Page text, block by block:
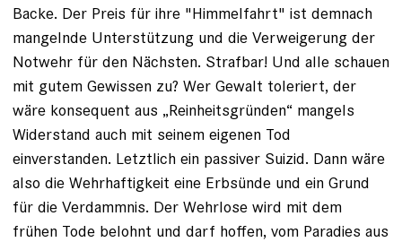
Backe. Der Preis für ihre "Himmelfahrt" ist demnach
mangelnde Unterstützung und die Verweigerung der
Notwehr für den Nächsten. Strafbar! Und alle schauen
mit gutem Gewissen zu? Wer Gewalt toleriert, der
wäre konsequent aus „Reinheitsgründen“ mangels
Widerstand auch mit seinem eigenen Tod
einverstanden. Letztlich ein passiver Suizid. Dann wäre
also die Wehrhaftigkeit eine Erbsünde und ein Grund
für die Verdammnis. Der Wehrlose wird mit dem
frühen Tode belohnt und darf hoffen, vom Paradies aus